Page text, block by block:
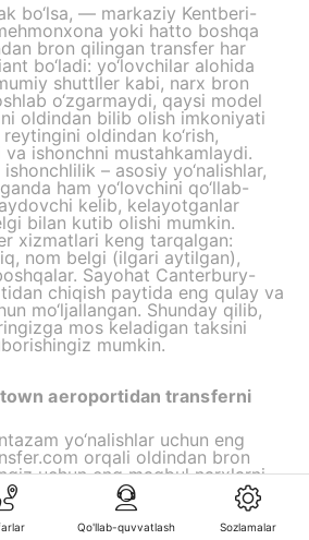
Qo'llab-quvvatlash Sozlamalar
bo‘lsa, — markaziy Kentberi-
yoki hatto boshqa
bron qilingan transfer har
bo‘ladi: yo‘lovchilar alohida
shuttller kabi, narx bron
o‘zgarmaydi, qaysi model
oldindan bilib olish imkoniyati
oldindan ko‘rish,
ishonchni mustahkamlaydi.
– asosiy yo‘nalishlar,
ham yo‘lovchini qo‘llab-
kelib, kelayotganlar
bilan kutib olishi mumkin.
xizmatlari keng tarqalgan:
nom belgi (ilgari aytilgan),
Sayohat Canterbury-
chiqish paytida eng qulay va
mo‘ljallangan. Shunday qilib,
mos keladigan taksini
mumkin.
aeroportidan transferni
yo‘nalishlar uchun eng
orqali oldindan bron
uchun eng maqbul narxlarni